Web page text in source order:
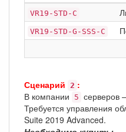
VR19-STD-C
VR19-STD-G-SSS-C
Сценарий 2 :
В компании
5 серверов
Требуется управления
Suite 2019 Advanced.